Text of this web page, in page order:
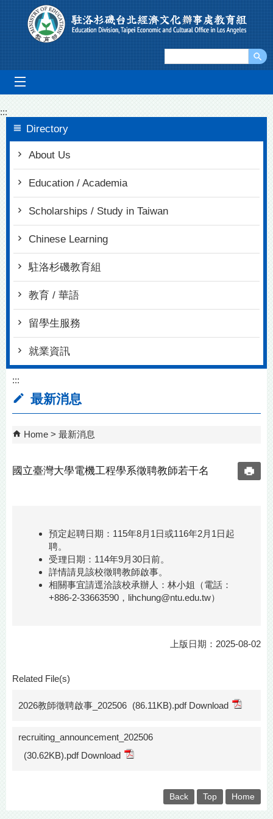
Go To Content
:::
Directory
About Us
Education / Academia
Scholarships / Study in Taiwan
Chinese Learning
駐洛杉磯教育組
教育 / 華語
留學生服務
就業資訊
:::
最新消息
Home 最新消息
國立臺灣大學電機工程學系徵聘教師若干名
預定起聘日期：115年8月1日或116年2月1日起
聘。
受理日期：114年9月30日前。
詳情請見該校徵聘教師啟事。
相關事宜請逕洽該校承辦人：林小姐（電話：
+886-2-33663590，lihchung@ntu.edu.tw）
上版日期：2025-08-02
Related File(s)
2026教師徵聘啟事_202506 (86.11KB).pdf Download
recruiting_announcement_202506
(30.62KB).pdf Download
Back Top Home